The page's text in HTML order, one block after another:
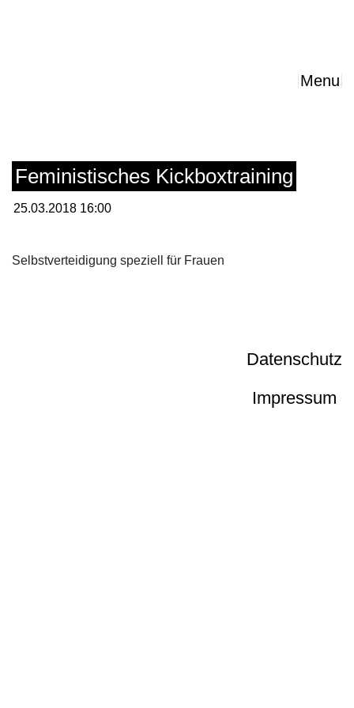
Menu
Feministisches Kickboxtraining
25.03.2018 16:00
Selbstverteidigung speziell für Frauen
Datenschutz
Impressum